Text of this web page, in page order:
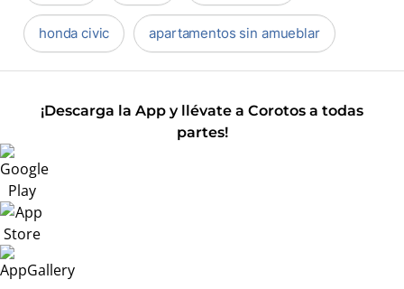
honda civic apartamentos sin amueblar
¡Descarga la App y llévate a Corotos a todas
partes!